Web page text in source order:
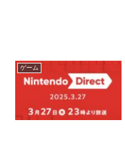
ゲーム